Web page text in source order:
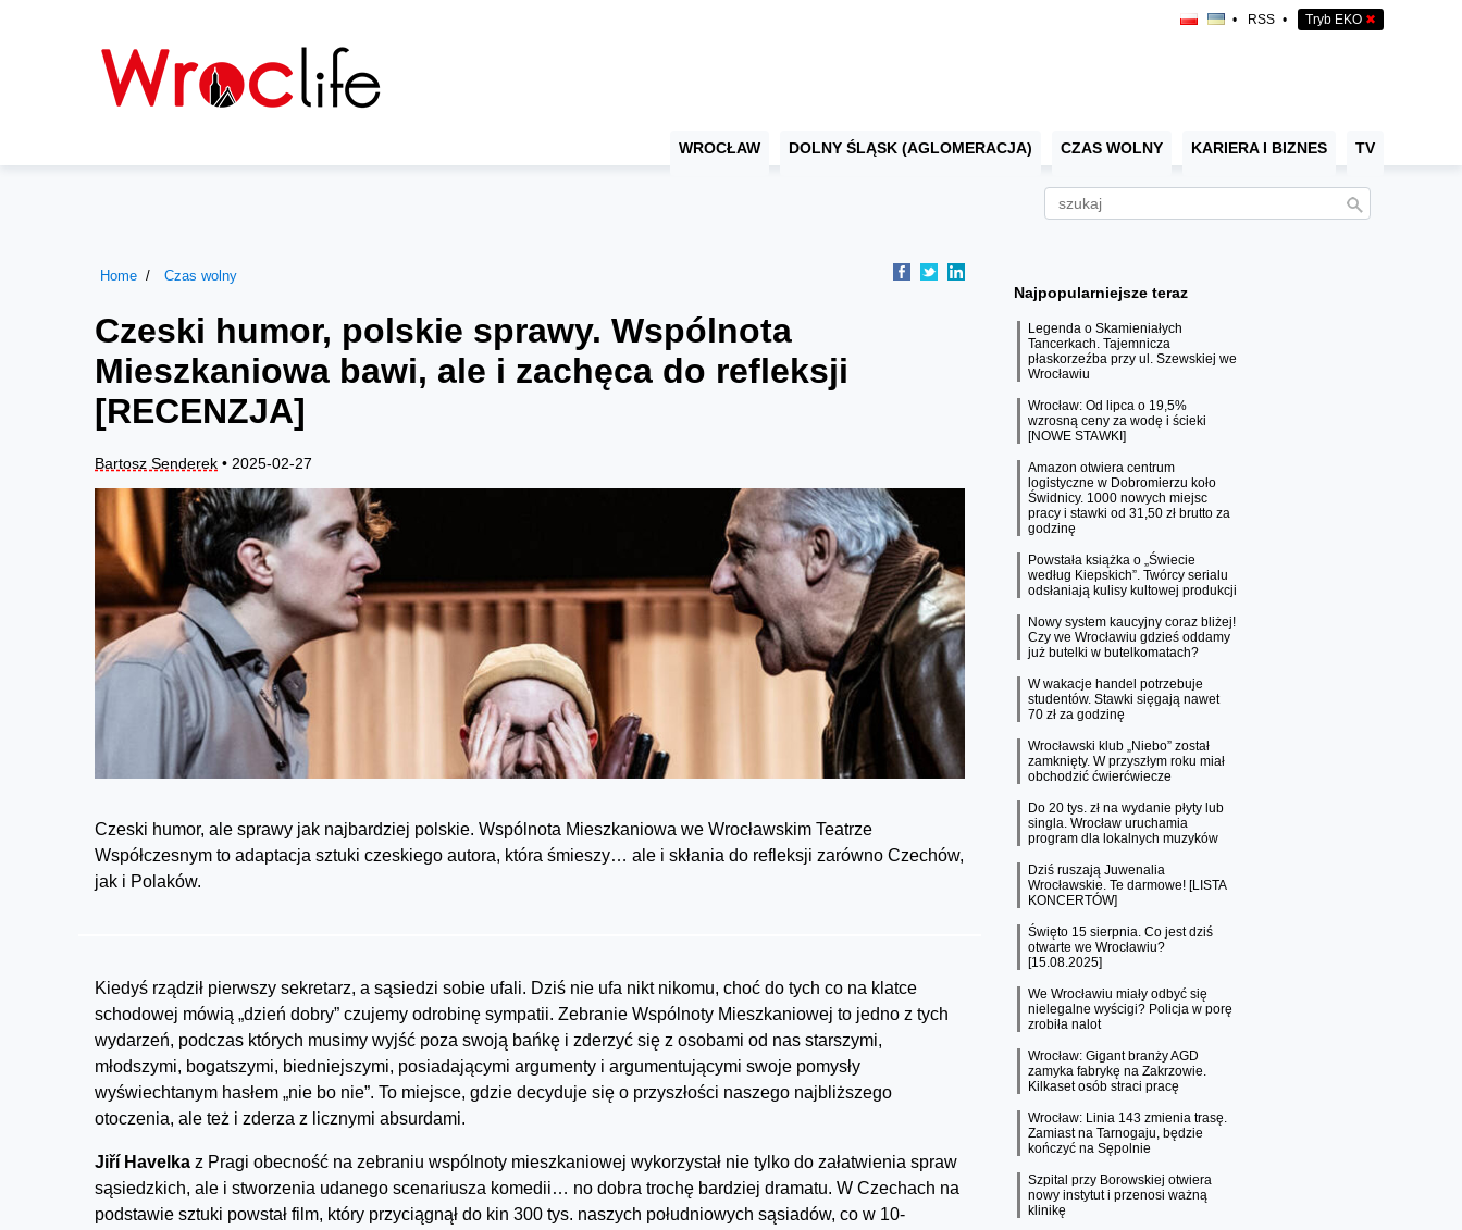
• RSS • Tryb EKO ✖
WROCŁAW DOLNY ŚLĄSK (AGLOMERACJA) CZAS WOLNY KARIERA I BIZNES TV
Home Czas wolny
Czeski humor, polskie sprawy. Wspólnota
Mieszkaniowa bawi, ale i zachęca do refleksji
[RECENZJA]
Bartosz Senderek • 2025-02-27
Czeski humor, ale sprawy jak najbardziej polskie. Wspólnota Mieszkaniowa we Wrocławskim Teatrze
Współczesnym to adaptacja sztuki czeskiego autora, która śmieszy… ale i skłania do refleksji zarówno Czechów,
jak i Polaków.
Kiedyś rządził pierwszy sekretarz, a sąsiedzi sobie ufali. Dziś nie ufa nikt nikomu, choć do tych co na klatce
schodowej mówią „dzień dobry” czujemy odrobinę sympatii. Zebranie Wspólnoty Mieszkaniowej to jedno z tych
wydarzeń, podczas których musimy wyjść poza swoją bańkę i zderzyć się z osobami od nas starszymi,
młodszymi, bogatszymi, biedniejszymi, posiadającymi argumenty i argumentującymi swoje pomysły
wyświechtanym hasłem „nie bo nie”. To miejsce, gdzie decyduje się o przyszłości naszego najbliższego
otoczenia, ale też i zderza z licznymi absurdami.
Jiří Havelka z Pragi obecność na zebraniu wspólnoty mieszkaniowej wykorzystał nie tylko do załatwienia spraw
sąsiedzkich, ale i stworzenia udanego scenariusza komedii… no dobra trochę bardziej dramatu. W Czechach na
podstawie sztuki powstał film, który przyciągnął do kin 300 tys. naszych południowych sąsiadów, co w 10-
Najpopularniejsze teraz
Legenda o Skamieniałych
Tancerkach. Tajemnicza
płaskorzeźba przy ul. Szewskiej we
Wrocławiu
Wrocław: Od lipca o 19,5%
wzrosną ceny za wodę i ścieki
[NOWE STAWKI]
Amazon otwiera centrum
logistyczne w Dobromierzu koło
Świdnicy. 1000 nowych miejsc
pracy i stawki od 31,50 zł brutto za
godzinę
Powstała książka o „Świecie
według Kiepskich”. Twórcy serialu
odsłaniają kulisy kultowej produkcji
Nowy system kaucyjny coraz bliżej!
Czy we Wrocławiu gdzieś oddamy
już butelki w butelkomatach?
W wakacje handel potrzebuje
studentów. Stawki sięgają nawet
70 zł za godzinę
Wrocławski klub „Niebo” został
zamknięty. W przyszłym roku miał
obchodzić ćwierćwiecze
Do 20 tys. zł na wydanie płyty lub
singla. Wrocław uruchamia
program dla lokalnych muzyków
Dziś ruszają Juwenalia
Wrocławskie. Te darmowe! [LISTA
KONCERTÓW]
Święto 15 sierpnia. Co jest dziś
otwarte we Wrocławiu?
[15.08.2025]
We Wrocławiu miały odbyć się
nielegalne wyścigi? Policja w porę
zrobiła nalot
Wrocław: Gigant branży AGD
zamyka fabrykę na Zakrzowie.
Kilkaset osób straci pracę
Wrocław: Linia 143 zmienia trasę.
Zamiast na Tarnogaju, będzie
kończyć na Sępolnie
Szpital przy Borowskiej otwiera
nowy instytut i przenosi ważną
klinikę